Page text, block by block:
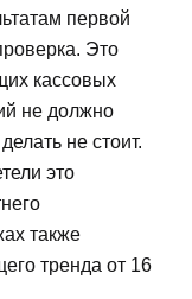
первой
Это
кассовых
не должно
не стоит.
это
также
тренда от 16